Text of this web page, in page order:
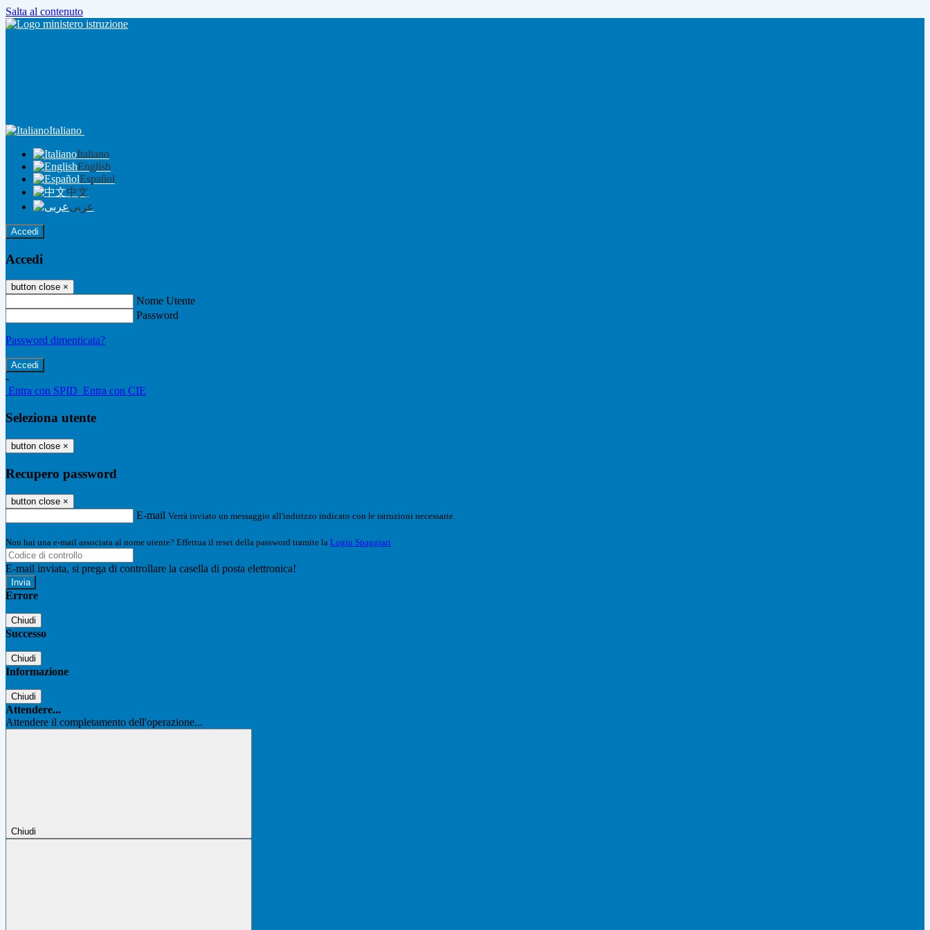
Salta al contenuto
Italiano
Italiano
English
Español
中文
عربى
Accedi
Accedi
button close ×
Nome Utente
Password
Password dimenticata?
-
Entra con SPID Entra con CIE
Seleziona utente
button close ×
Recupero password
button close ×
E-mail Verrà inviato un messaggio all'indirizzo indicato con le istruzioni necessarie.
Non hai una e-mail associata al nome utente? Effettua il reset della password tramite la Login Spaggiari
E-mail inviata, si prega di controllare la casella di posta elettronica!
Errore
Chiudi
Successo
Chiudi
Informazione
Chiudi
Attendere...
Attendere il completamento dell'operazione...
Chiudi